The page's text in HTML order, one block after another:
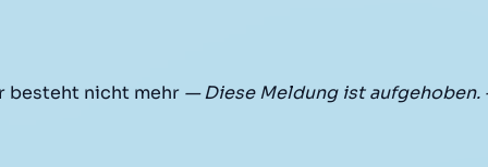
besteht nicht mehr — Diese Meldung ist aufgehoben.